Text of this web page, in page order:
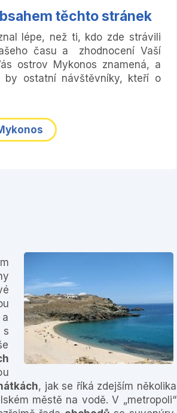
těchto stránek
lépe, než ti, kdo zde strávili
času a zhodnocení Vaší
ostrov Mykonos znamená, a
ostatní návštěvníky, kteří o
, jak se říká zdejším několika
městě na vodě. V „metropoli“